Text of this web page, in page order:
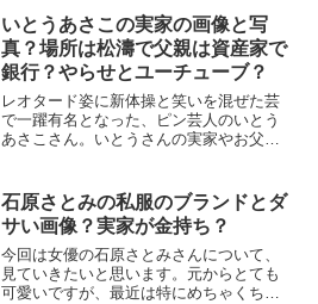
買ったのは19歳！金持ち！最初の車がず
ばりBMW！19歳には...
いとうあさこの実家の画像と写
真？場所は松濤で父親は資産家で
銀行？やらせとユーチューブ？
レオタード姿に新体操と笑いを混ぜた芸
で一躍有名となった、ピン芸人のいとう
あさこさん。いとうさんの実家やお父様
います。いとうあさこの実家の画像と写
真？場所は松濤で父親は資...
石原さとみの私服のブランドとダ
サい画像？実家が金持ち？
今回は女優の石原さとみさんについて、
見ていきたいと思います。元からとても
可愛いですが、最近は特にめちゃくちゃ